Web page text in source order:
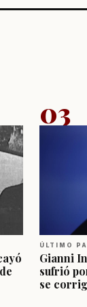
03
ÚLTIMO
Gianni
sufrió
se